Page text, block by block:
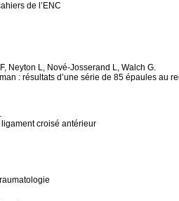
de l’ENC
Neyton L, Nové-Josserand L, Walch G.
: résultats d’une série de 85 épaules au
croisé antérieur